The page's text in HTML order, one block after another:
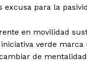
excusa para la
en movilidad
verde
de